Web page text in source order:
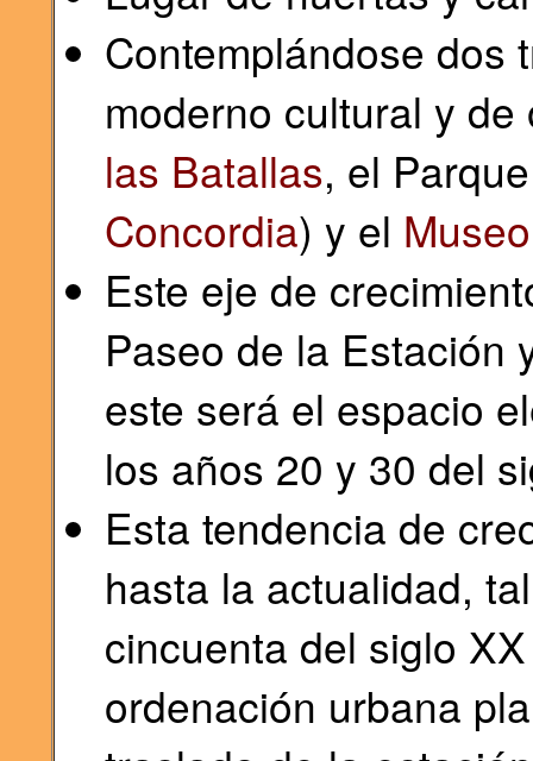
Contemplándose dos
moderno cultural y
las Batallas, el
Concordia) y el
Este eje de
Paseo de la Estación
este será el espacio
los años 20 y 30 del
Esta tendencia de
hasta la actualidad,
cincuenta del siglo
ordenación urbana